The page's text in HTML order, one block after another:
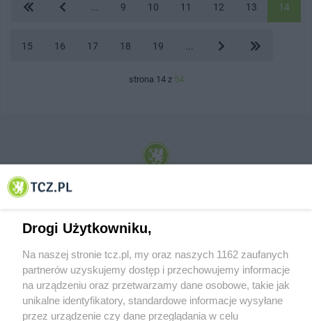
9 10 11 12 13 14
15 16 17 18 19
strona 14 z 54
© 2001-2026 Tczew - TCZ.PL Sp. z o.o. Internetowy Serwis Informacyjny Miasta
Drogi Użytkowniku,
Na naszej stronie tcz.pl, my oraz naszych 1162 zaufanych
partnerów uzyskujemy dostęp i przechowujemy informacje
na urządzeniu oraz przetwarzamy dane osobowe, takie jak
unikalne identyfikatory, standardowe informacje wysyłane
przez urządzenie czy dane przeglądania w celu